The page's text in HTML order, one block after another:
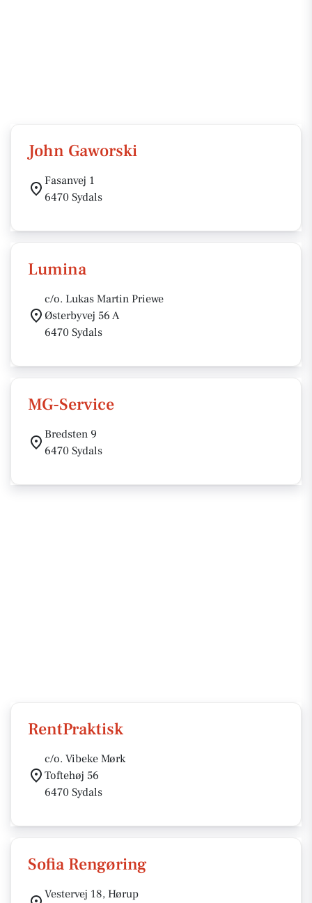
John Gaworski
Fasanvej 1
6470 Sydals
Lumina
c/o. Lukas Martin Priewe
Østerbyvej 56 A
6470 Sydals
MG-Service
Bredsten 9
6470 Sydals
RentPraktisk
c/o. Vibeke Mørk
Toftehøj 56
6470 Sydals
Sofia Rengøring
Vestervej 18, Hørup